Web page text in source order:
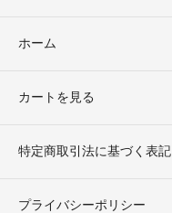
ホーム
カートを見る
特定商取引法に基づく表記
プライバシーポリシー